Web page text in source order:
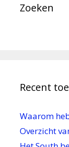
Zoeken
Recent
Waarom
Overzicht